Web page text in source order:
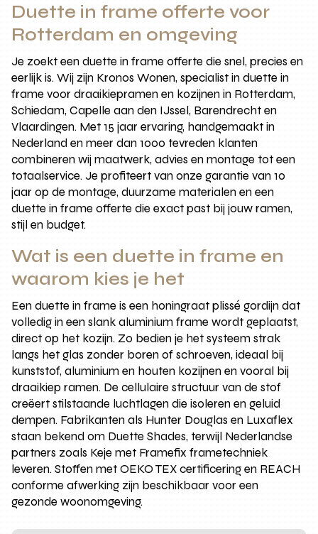
Duette in frame offerte voor
Rotterdam en omgeving
Je zoekt een duette in frame offerte die snel, precies en
eerlijk is. Wij zijn Kronos Wonen, specialist in duette in
frame voor draaikiepramen en kozijnen in Rotterdam,
Schiedam, Capelle aan den IJssel, Barendrecht en
Vlaardingen. Met 15 jaar ervaring, handgemaakt in
Nederland en meer dan 1000 tevreden klanten
combineren wij maatwerk, advies en montage tot een
totaalservice. Je profiteert van onze garantie van 10
jaar op de montage, duurzame materialen en een
duette in frame offerte die exact past bij jouw ramen,
stijl en budget.
Wat is een duette in frame en
waarom kies je het
Een duette in frame is een honingraat plissé gordijn dat
volledig in een slank aluminium frame wordt geplaatst,
direct op het kozijn. Zo bedien je het systeem strak
langs het glas zonder boren of schroeven, ideaal bij
kunststof, aluminium en houten kozijnen en vooral bij
draaikiep ramen. De cellulaire structuur van de stof
creëert stilstaande luchtlagen die isoleren en geluid
dempen. Fabrikanten als Hunter Douglas en Luxaflex
staan bekend om Duette Shades, terwijl Nederlandse
partners zoals Keje met Framefix frametechniek
leveren. Stoffen met OEKO TEX certificering en REACH
conforme afwerking zijn beschikbaar voor een
gezonde woonomgeving.